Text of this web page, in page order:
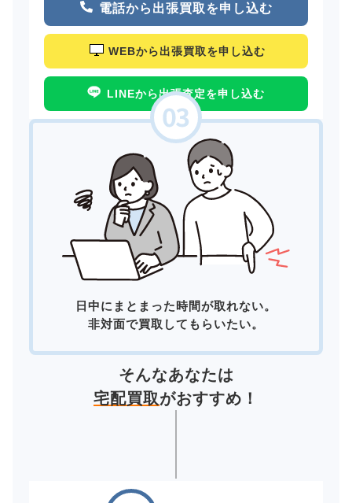
電話から出張買取を申し込む
WEBから出張買取を申し込む
LINEから出張査定を申し込む
日中にまとまった時間が取れない。
非対面で買取してもらいたい。
そんなあなたは
宅配買取がおすすめ！